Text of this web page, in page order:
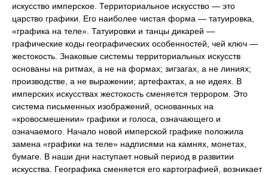
искусство имперское. Территориальное искусство — это
царство графики. Его наиболее чистая форма — татуировка,
«графика на теле». Татуировки и танцы дикарей —
графические коды географических особенностей, чей ключ —
жестокость. Знаковые системы территориальных искусств
основаны на ритмах, а не на формах; зигзагах, а не линиях;
производстве, а не выражении; артефактах, а не идеях. В
имперских искусствах жестокость сменяется террором. Это
система письменных изображений, основанных на
«кровосмешении» графики и голоса, означающего и
означаемого. Начало новой имперской графике положила
замена «графики на теле» надписями на камнях, монетах,
бумаге. В наши дни наступает новый период в развитии
искусства. Географика сменяется его картографией, возникает